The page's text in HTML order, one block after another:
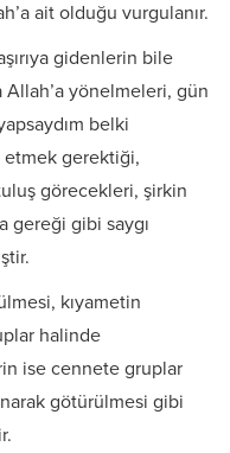
ait olduğu vurgulanır.
gidenlerin bile
yönelmeleri, gün
belki
gerektiği,
görecekleri, şirkin
gereği gibi saygı
kıyametin
halinde
ise cennete gruplar
götürülmesi gibi